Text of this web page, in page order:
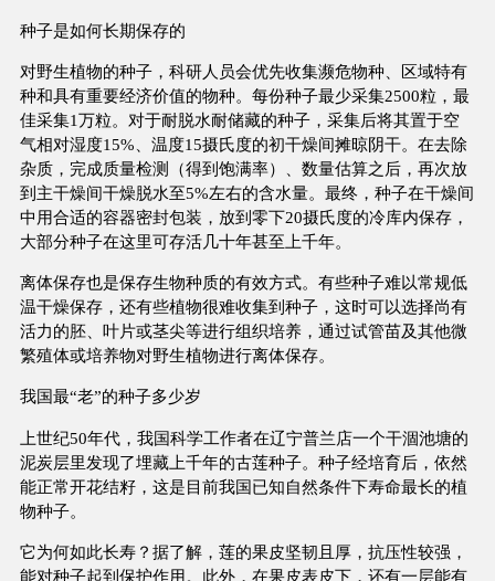
种子是如何长期保存的
对野生植物的种子，科研人员会优先收集濒危物种、区域特有
种和具有重要经济价值的物种。每份种子最少采集2500粒，最
佳采集1万粒。对于耐脱水耐储藏的种子，采集后将其置于空
气相对湿度15%、温度15摄氏度的初干燥间摊晾阴干。在去除
杂质，完成质量检测（得到饱满率）、数量估算之后，再次放
到主干燥间干燥脱水至5%左右的含水量。最终，种子在干燥间
中用合适的容器密封包装，放到零下20摄氏度的冷库内保存，
大部分种子在这里可存活几十年甚至上千年。
离体保存也是保存生物种质的有效方式。有些种子难以常规低
温干燥保存，还有些植物很难收集到种子，这时可以选择尚有
活力的胚、叶片或茎尖等进行组织培养，通过试管苗及其他微
繁殖体或培养物对野生植物进行离体保存。
我国最“老”的种子多少岁
上世纪50年代，我国科学工作者在辽宁普兰店一个干涸池塘的
泥炭层里发现了埋藏上千年的古莲种子。种子经培育后，依然
能正常开花结籽，这是目前我国已知自然条件下寿命最长的植
物种子。
它为何如此长寿？据了解，莲的果皮坚韧且厚，抗压性较强，
能对种子起到保护作用。此外，在果皮表皮下，还有一层能有